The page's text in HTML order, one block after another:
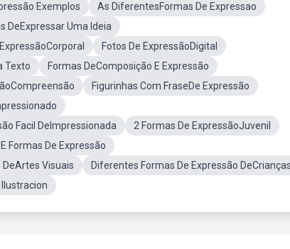
Exemplos
As DiferentesFormas De Expressao
DeExpressar Uma Ideia
Fotos De ExpressãoDigital
Texto
Formas DeComposição E Expressão
Figurinhas Com FraseDe Expressão
Facil DeImpressionada
2 Formas De ExpressãoJuvenil
Formas De Expressão
DeArtes Visuais
Diferentes Formas De Expressão DeCrianças